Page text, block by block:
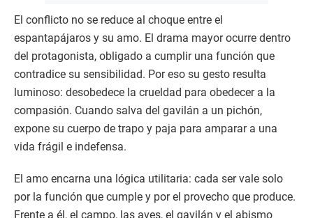
El conflicto no se reduce al choque entre el
espantapájaros y su amo. El drama mayor ocurre dentro
del protagonista, obligado a cumplir una función que
contradice su sensibilidad. Por eso su gesto resulta
luminoso: desobedece la crueldad para obedecer a la
compasión. Cuando salva del gavilán a un pichón,
expone su cuerpo de trapo y paja para amparar a una
vida frágil e indefensa.
El amo encarna una lógica utilitaria: cada ser vale solo
por la función que cumple y por el provecho que produce.
Frente a él, el campo, las aves, el gavilán y el abismo